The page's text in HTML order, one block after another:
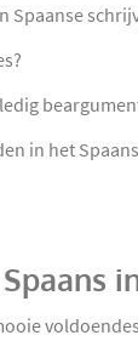
Spaanse
in het